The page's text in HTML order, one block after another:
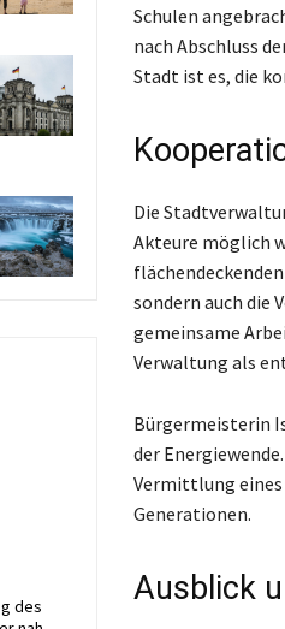
des
Schulen
nach Abschluss
Stadt ist es, die
Die
Akteure möglich
sondern auch die
gemeinsame
Verwaltung als
Bürgermeisterin
der
Vermittlung
Generationen.
Ausblick